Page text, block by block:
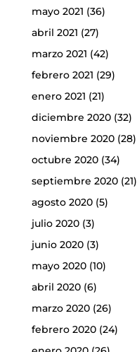
mayo 2021 (36)
abril 2021 (27)
marzo 2021 (42)
febrero 2021 (29)
enero 2021 (21)
diciembre 2020(32)
noviembre 2020(28)
octubre 2020(34)
septiembre 2020(21)
agosto 2020(5)
julio 2020(3)
junio 2020(3)
mayo 2020(10)
abril 2020(6)
marzo 2020(26)
febrero 2020(24)